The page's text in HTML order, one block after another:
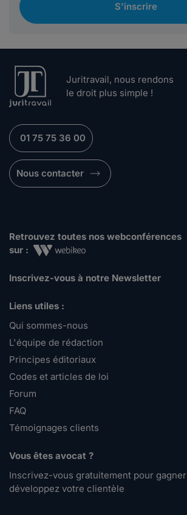
S'inscrire
Juritravail, nous rendons
le droit plus simple !
01 75 75 36 00
Nous contacter
Retrouvez toutes nos webconférences
sur :
Inscrivez-vous à notre Newsletter
Liens utiles :
Qui sommes-nous
L'équipe de rédaction
Principes éditoriaux
Codes et articles de loi
Forum
FAQ
Témoignages clients
Vous êtes avocat ?
Inscrivez-vous gratuitement pour
développez votre clientèle